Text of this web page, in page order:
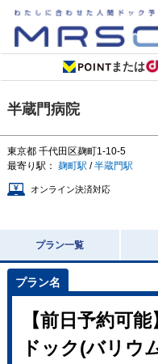
または
半蔵門病院
東京都 千代田区麹町1-10-5
最寄り駅： 麹町駅 /半蔵門駅
オンライン決済対応
プラン一覧
【前日予約可
ドック(バリウ